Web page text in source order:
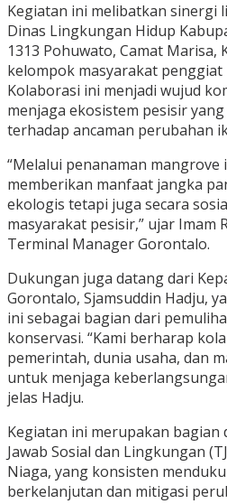
Kegiatan ini melibatkan sinergi
Dinas Lingkungan Hidup
1313 Pohuwato, Camat Marisa,
kelompok masyarakat penggiat
Kolaborasi ini menjadi wujud
menjaga ekosistem pesisir
terhadap ancaman perubahan
“Melalui penanaman
memberikan manfaat jangka
ekologis tetapi juga secara
masyarakat pesisir,” ujar Imam
Terminal Manager Gorontalo.
Dukungan juga datang dari
Gorontalo, Sjamsuddin Hadju,
ini sebagai bagian dari
konservasi. “Kami berharap
pemerintah, dunia usaha, dan
untuk menjaga
jelas Hadju.
Kegiatan ini merupakan
Jawab Sosial dan Lingkungan
Niaga, yang konsisten
berkelanjutan dan mitigasi